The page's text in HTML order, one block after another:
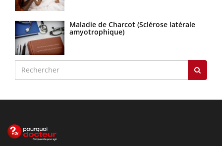
Maladie de Charcot (Sclérose latérale
amyotrophique)